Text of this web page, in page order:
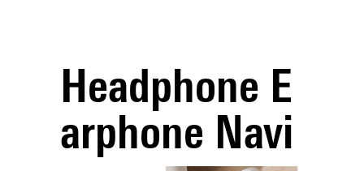
Headphone E
arphone Navi